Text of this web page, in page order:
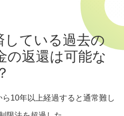
している過去の
の返還は可能な
10年以上経過すると通常難し